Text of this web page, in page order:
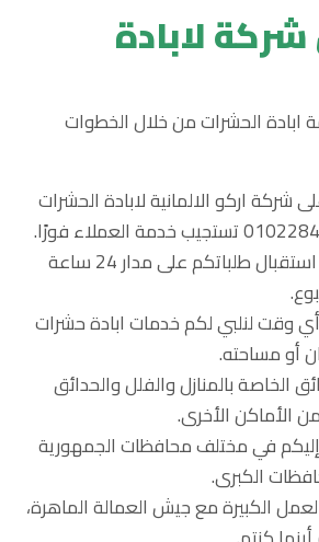
لابادة
الحشرات من خلال الخطوات
شركة اركو الالمانية لابادة الحشرات
نحن نعمل على استقبال طلباتكم على مدار 24 ساعة
وقت لنلبي لكم خدمات ابادة حشرات
أو مساحته.
الخاصة بالمنازل والفلل والحدائق
الأماكن الأخرى.
في مختلف محافظات الجمهورية
الكبرى.
الكبيرة مع جيش العمالة الماهرة،